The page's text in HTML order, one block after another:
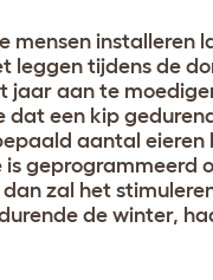
mensen installeren
leggen tijdens de
jaar aan te
dat een kip
aantal eieren
is geprogrammeerd
zal het
de winter,